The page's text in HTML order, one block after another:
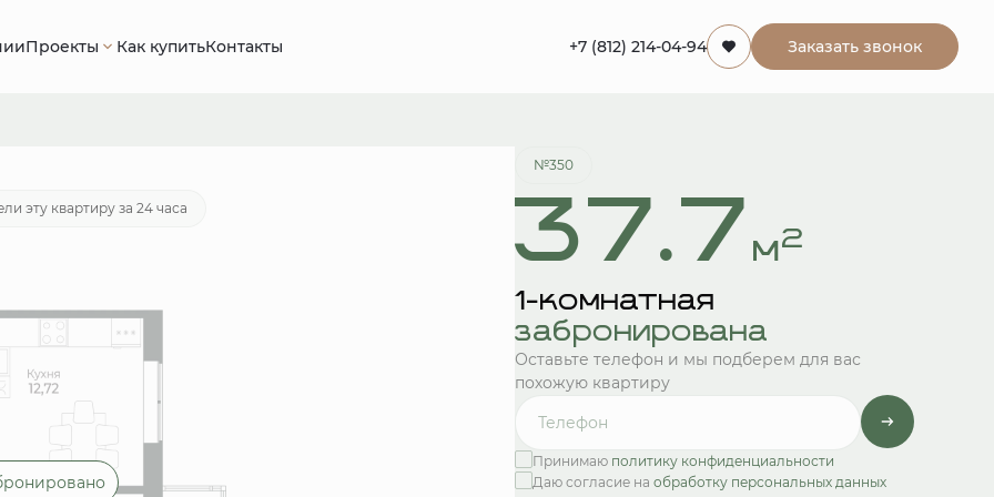
Проекты Как купитьКонтакты +7 (812) 214-04-94 Заказать звонок
руб.Ипотекаот 23 599 руб./мес. Квартира забронирована
эту квартиру за 24 часа
№350
37.7 м2
1-комнатная
забронирована
Оставьте телефон и мы подберем для вас
похожую квартиру
Принимаю политику конфиденциальности
Даю согласие на обработку персональных данных